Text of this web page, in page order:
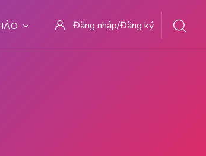
Đăng nhập/Đăng ký